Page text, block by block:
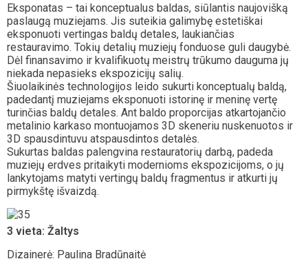
Eksponatas – tai konceptualus baldas, siūlantis naujovišką
paslaugą muziejams. Jis suteikia galimybę estetiškai
eksponuoti vertingas baldų detales, laukiančias
restauravimo. Tokių detalių muziejų fonduose guli daugybė.
Dėl finansavimo ir kvalifikuotų meistrų trūkumo dauguma jų
niekada nepasieks ekspozicijų salių.
Šiuolaikinės technologijos leido sukurti konceptualų baldą,
padedantį muziejams eksponuoti istorinę ir meninę vertę
turinčias baldų detales. Ant baldo proporcijas atkartojančio
metalinio karkaso montuojamos 3D skeneriu nuskenuotos ir
3D spausdintuvu atspausdintos detalės.
Sukurtas baldas palengvina restauratorių darbą, padeda
muziejų erdves pritaikyti modernioms ekspozicijoms, o jų
lankytojams matyti vertingų baldų fragmentus ir atkurti jų
pirmykštę išvaizdą.
3 vieta: Žaltys
Dizainerė: Paulina Bradūnaitė